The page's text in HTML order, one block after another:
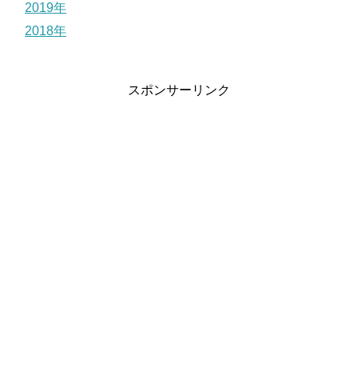
2019年
2018年
スポンサーリンク